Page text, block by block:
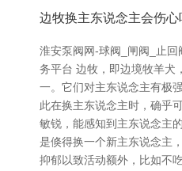
边牧换主东说念主会伤心
淮安泵阀网-球阀_闸阀_止
务平台 边牧，即边境牧羊犬
一。它们对主东说念主有极
此在换主东说念主时，确乎
敏锐，能感知到主东说念主
是倏得换一个新主东说念主
抑郁以致活动额外，比如不